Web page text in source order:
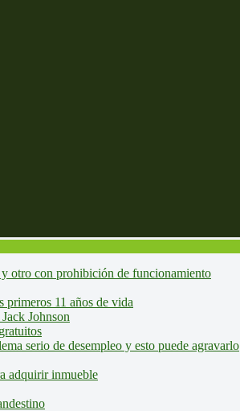
otro con prohibición de funcionamiento
primeros 11 años de vida
Johnson
serio de desempleo y esto puede agravarlo
adquirir inmueble